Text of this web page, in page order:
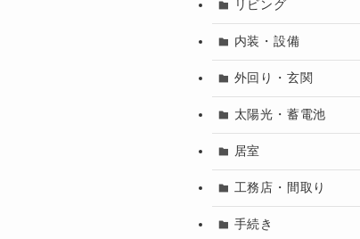
リビング
内装・設備
外回り・玄関
太陽光・蓄電池
居室
工務店・間取り
手続き